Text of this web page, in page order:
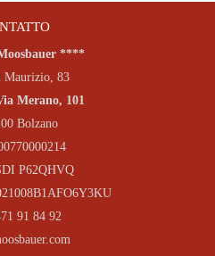
****
Maurizio, 83
Merano, 101
Bolzano
P62QHVQ
91 84 92